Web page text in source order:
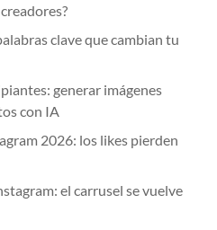
clave que cambian tu
generar imágenes
con IA
2026: los likes pierden
el carrusel se vuelve